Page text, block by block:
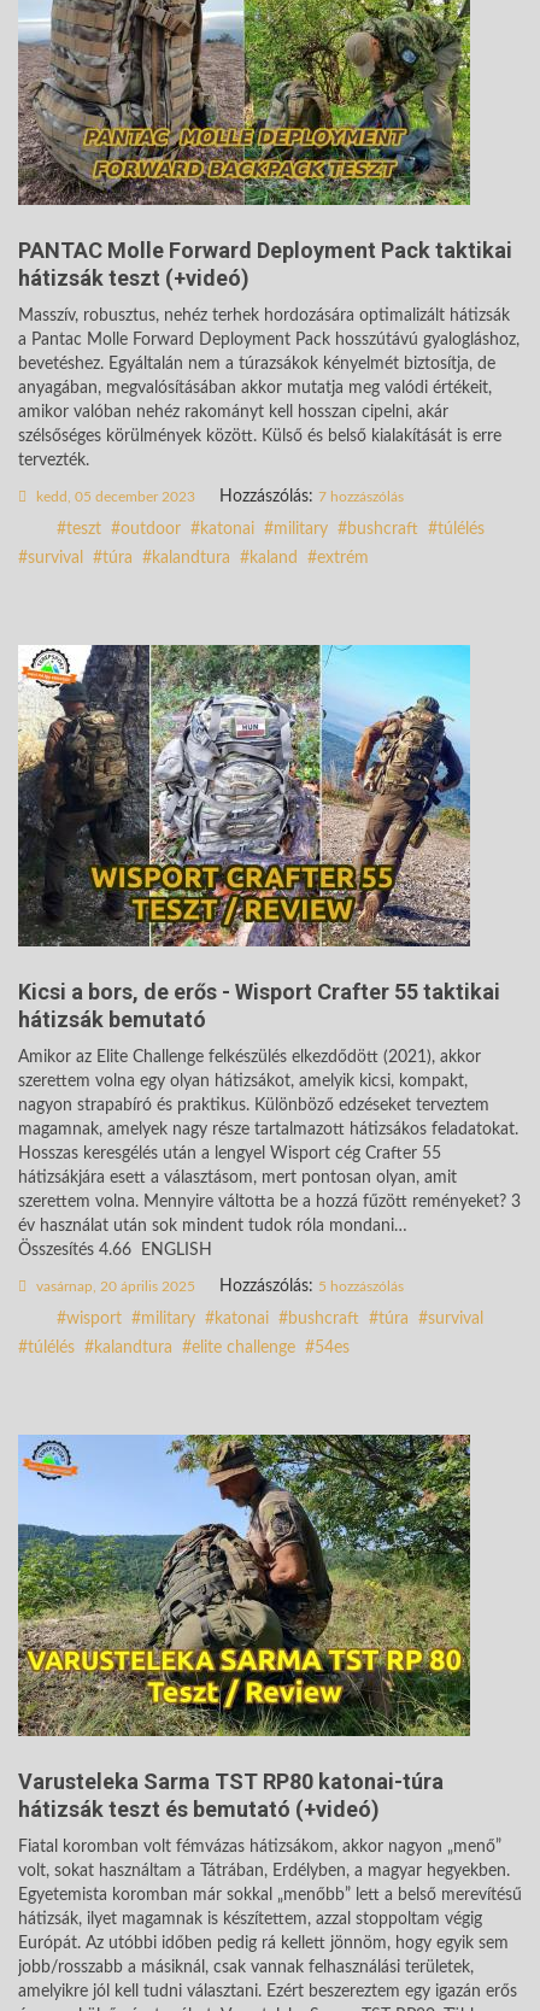
PANTAC Molle Forward Deployment Pack taktikai
hátizsák teszt (+videó)
Masszív, robusztus, nehéz terhek hordozására optimalizált hátizsák
a Pantac Molle Forward Deployment Pack hosszútávú gyalogláshoz,
bevetéshez. Egyáltalán nem a túrazsákok kényelmét biztosítja, de
anyagában, megvalósításában akkor mutatja meg valódi értékeit,
amikor valóban nehéz rakományt kell hosszan cipelni, akár
szélsőséges körülmények között. Külső és belső kialakítását is erre
tervezték.
kedd, 05 december 2023 Hozzászólás: 7 hozzászólás
teszt outdoor katonai military bushcraft
túlélés
survival
túra kalandtura kaland extrém
Kicsi a bors, de erős - Wisport Crafter 55 taktikai
hátizsák bemutató
Amikor az Elite Challenge felkészülés elkezdődött (2021), akkor
szerettem volna egy olyan hátizsákot, amelyik kicsi, kompakt,
nagyon strapabíró és praktikus. Különböző edzéseket terveztem
magamnak, amelyek nagy része tartalmazott hátizsákos feladatokat.
Hosszas keresgélés után a lengyel Wisport cég Crafter 55
hátizsákjára esett a választásom, mert pontosan olyan, amit
szerettem volna. Mennyire váltotta be a hozzá fűzött reményeket? 3
év használat után sok mindent tudok róla mondani…
Összesítés 4.66 ENGLISH
vasárnap, 20 április 2025 Hozzászólás: 5 hozzászólás
wisport military katonai bushcraft túra
survival
túlélés
kalandtura elite challenge 54es
Varusteleka Sarma TST RP80 katonai-túra
hátizsák teszt és bemutató (+videó)
Fiatal koromban volt fémvázas hátizsákom, akkor nagyon „menő”
volt, sokat használtam a Tátrában, Erdélyben, a magyar hegyekben.
Egyetemista koromban már sokkal „menőbb” lett a belső merevítésű
hátizsák, ilyet magamnak is készítettem, azzal stoppoltam végig
Európát. Az utóbbi időben pedig rá kellett jönnöm, hogy egyik sem
jobb/rosszabb a másiknál, csak vannak felhasználási területek,
amelyikre jól kell tudni választani. Ezért beszereztem egy igazán erős